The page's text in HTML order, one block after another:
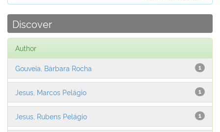
Discover
Author
1
Gouveia, Bárbara Rocha
1
Jesus, Marcos Pelágio
1
Jesus, Rubens Pelágio